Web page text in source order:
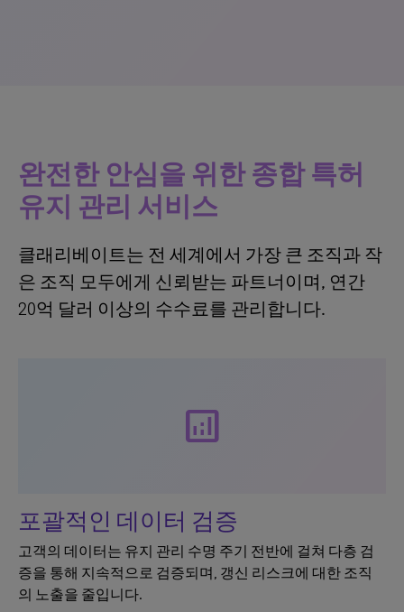
완전한 안심을 위한 종합 특허
유지 관리 서비스
클래리베이트는 전 세계에서 가장 큰 조직과 작
은 조직 모두에게 신뢰받는 파트너이며, 연간
20억 달러 이상의 수수료를 관리합니다.
analytics
포괄적인 데이터 검증
고객의 데이터는 유지 관리 수명 주기 전반에 걸쳐 다층 검
증을 통해 지속적으로 검증되며, 갱신 리스크에 대한 조직
의 노출을 줄입니다.